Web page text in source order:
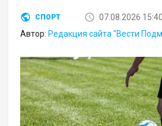
СПОРТ
07.08.2026 15:40
Автор: Редакция сайта "Вести